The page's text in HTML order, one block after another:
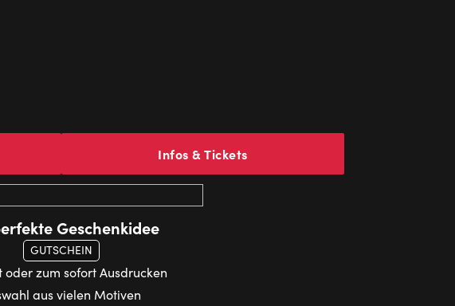
Infos & Tickets
Geschenkidee
GUTSCHEIN
oder zum sofort Ausdrucken
aus vielen Motiven